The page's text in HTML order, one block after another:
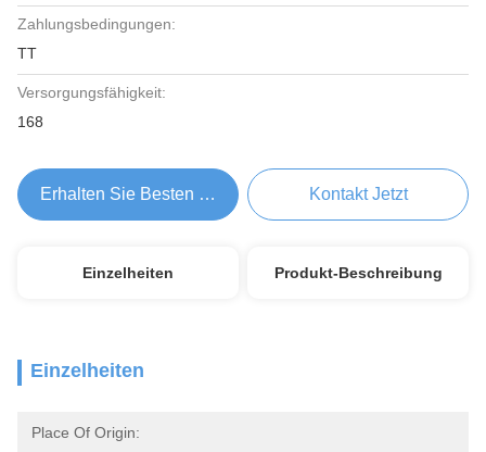
Zahlungsbedingungen:
TT
Versorgungsfähigkeit:
168
Erhalten Sie Besten Preis Kontakt Jetzt
Einzelheiten Produkt-Beschreibung
Einzelheiten
Place Of Origin: